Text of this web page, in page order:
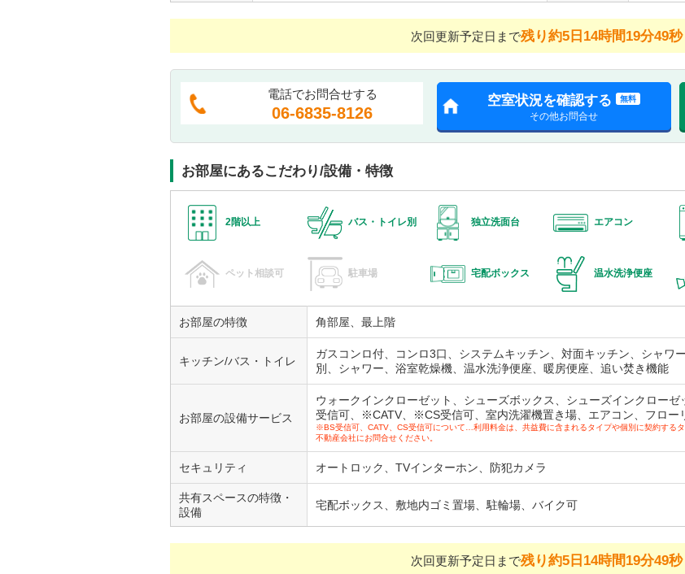
次回更新予定日まで残り約5日14時間19分48秒
電話でお問合せする
06-6835-8126
空室状況を確認する 無料
その他お問合せ
お部屋にあるこだわり/設備・特徴
2階以上 バス・トイレ別 独立洗面台 エアコン
ペット相談可 駐車場 宅配ボックス 温水洗浄便座
お部屋の特徴 角部屋、最上階
キッチン/バス・トイレ
ガスコンロ付、コンロ3口、システムキッチン、対面キッチン、シャワ
別、シャワー、浴室乾燥機、温水洗浄便座、暖房便座、追い焚き機能
お部屋の設備サービス
ウォークインクローゼット、シューズボックス、シューズインクロー
受信可、※CATV、※CS受信可、室内洗濯機置き場、エアコン、フロー
※BS受信可、CATV、CS受信可について…利用料金は、共益費に含まれるタイプや個別に契約する
不動産会社にお問合せください。
セキュリティ オートロック、TVインターホン、防犯カメラ
共有スペースの特徴・
設備
宅配ボックス、敷地内ゴミ置場、駐輪場、バイク可
次回更新予定日まで残り約5日14時間19分48秒